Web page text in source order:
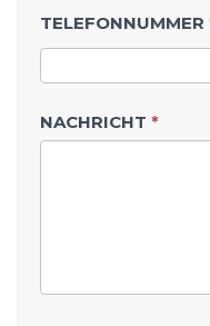
TELEFONNUMMER
NACHRICHT *